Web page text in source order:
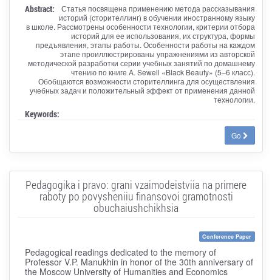
Abstract:
Статья посвящена применению метода рассказывания
историй (сторителлинг) в обучении иностранному языку
в школе. Рассмотрены особенности технологии, критерии отбора
историй для ее использования, их структура, формы
предъявления, этапы работы. Особенности работы на каждом
этапе проиллюстрированы упражнениями из авторской
методической разработки серии учебных занятий по домашнему
чтению по книге A. Sewell «Black Beauty» (5–6 класс).
Обобщаются возможности сторителлинга для осуществления
учебных задач и положительный эффект от применения данной
технологии.
Keywords:
Go
Pedagogika i pravo: grani vzaimodeistviia na primere
raboty po povysheniiu finansovoi gramotnosti
obuchaiushchikhsia
Conference Paper
Pedagogical readings dedicated to the memory of
Professor V.P. Manukhin in honor of the 30th anniversary of
the Moscow University of Humanities and Economics